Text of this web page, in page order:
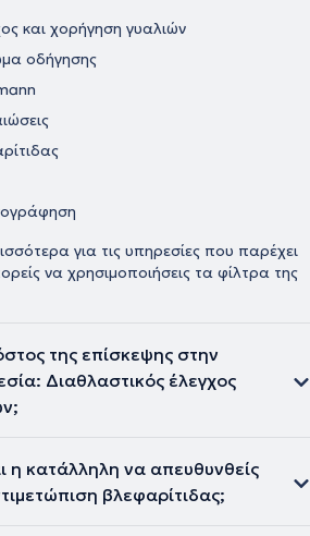
και χορήγηση γυαλιών
οδήγησης
για τις υπηρεσίες που παρέχει
να χρησιμοποιήσεις τα φίλτρα της
της επίσκεψης στην
Διαθλαστικός έλεγχος
η κατάλληλη να απευθυνθείς
βλεφαρίτιδας;